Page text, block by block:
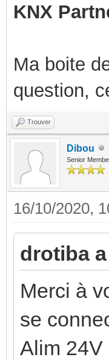
KNX
Ma boite
question,
Trouver
Dibou
Senior
16/10/2020,
drotiba
Merci à
se
Alim 24V